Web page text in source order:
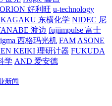
ORION 好利旺 u-technology
东横化学 NIDEC 尼
渡边 fujiimpulse 富士
西格玛光机 FAM ASONE
KEIKI 理研计器 FUKUDA
学 AND 爱安德
新闻